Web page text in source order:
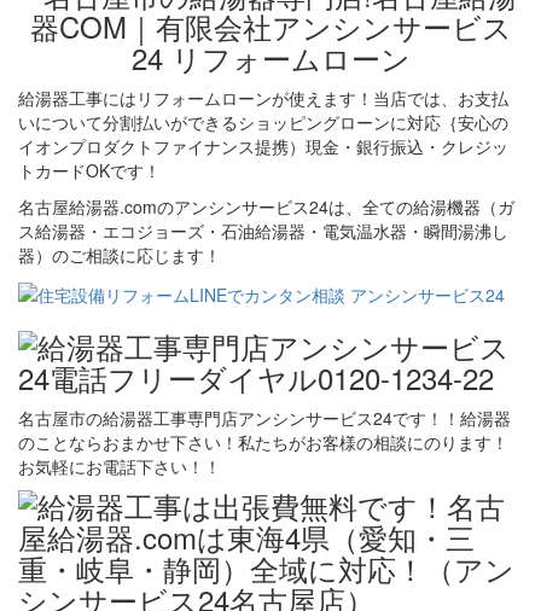
給湯器工事にはリフォームローンが使えます！当店では、お支払
いについて分割払いができるショッピングローンに対応｛安心の
イオンプロダクトファイナンス提携）現金・銀行振込・クレジッ
トカードOKです！
名古屋給湯器.comのアンシンサービス24は、全ての給湯機器（ガ
ス給湯器・エコジョーズ・石油給湯器・電気温水器・瞬間湯沸し
器）のご相談に応じます！
名古屋市の給湯器工事専門店アンシンサービス24です！！給湯器
のことならおまかせ下さい！私たちがお客様の相談にのります！
お気軽にお電話下さい！！